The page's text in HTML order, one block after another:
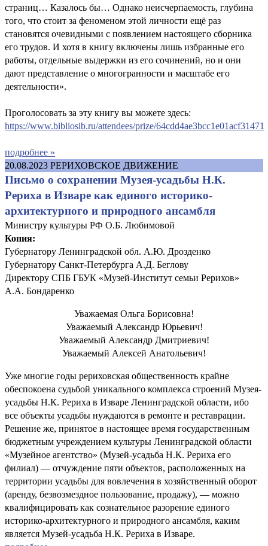
страниц… Казалось бы… Однако неисчерпаемость, глубина
того, что стоит за феноменом этой личности ещё раз
становятся очевидными с появлением настоящего сборника
его трудов. И хотя в книгу включены лишь избранные его
работы, отдельные выдержки из его сочинений, но и они
дают представление о многогранности и масштабе его
деятельности».
Проголосовать за эту книгу вы можете здесь:
https://www.bibliosib.ru/attendees/prize/64cdd4ae3bcc1e01acf31471
подробнее »
20.08.2023 РЕРИХОВСКОЕ ДВИЖЕНИЕ
Письмо о сохранении Музея-усадьбы Н.К.
Рериха в Изваре как единого историко-
архитектурного и природного ансамбля
Министру культуры РФ О.Б. Любимовой
Копия:
Губернатору Ленинградской обл. А.Ю. Дрозденко
Губернатору Санкт-Петербурга А.Д. Беглову
Директору СПБ ГБУК «Музей-Институт семьи Рерихов»
А.А. Бондаренко
Уважаемая Ольга Борисовна!
Уважаемый Александр Юрьевич!
Уважаемый Александр Дмитриевич!
Уважаемый Алексей Анатольевич!
Уже многие годы рериховская общественность крайне
обеспокоена судьбой уникального комплекса строений Музея-
усадьбы Н.К. Рериха в Изваре Ленинградской области, ибо
все объекты усадьбы нуждаются в ремонте и реставрации.
Решение же, принятое в настоящее время государственным
бюджетным учреждением культуры Ленинградской области
«Музейное агентство» (Музей-усадьба Н.К. Рериха его
филиал) — отчуждение пяти объектов, расположенных на
территории усадьбы для вовлечения в хозяйственный оборот
(аренду, безвозмездное пользование, продажу), — можно
квалифицировать как сознательное разорение единого
историко-архитектурного и природного ансамбля, каким
является Музей-усадьба Н.К. Рериха в Изваре.